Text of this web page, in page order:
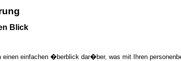
Blick
einen einfachen �berblick dar�ber, was mit Ihren